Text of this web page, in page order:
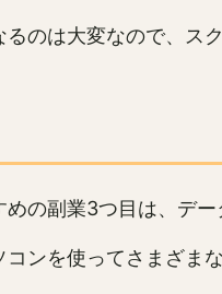
のは大変なので、ス
の副業3つ目は、デー
ンを使ってさまざま